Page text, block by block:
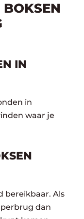
BOKSEN
IN
in
waar je
bereikbaar. Als
dan